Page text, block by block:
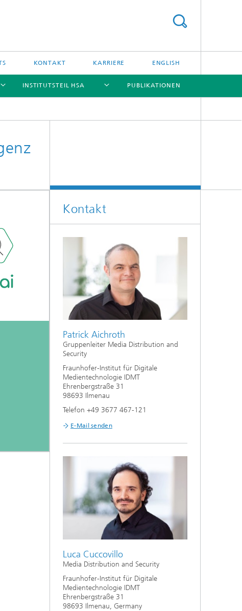
KONTAKT KARRIERE ENGLISH
INSTITUTSTEIL HSA PUBLIKATIONEN
Kontakt
Patrick Aichroth
Gruppenleiter Media Distribution and
Security
Fraunhofer-Institut für Digitale
Medientechnologie IDMT
Ehrenbergstraße 31
98693 Ilmenau
Telefon +49 3677 467-121
E-Mail senden
Luca Cuccovillo
Media Distribution and Security
Fraunhofer-Institut für Digitale
Medientechnologie IDMT
Ehrenbergstraße 31
98693 Ilmenau, Germany